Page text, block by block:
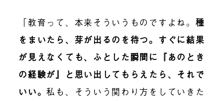
「教育って、本来そういうものですよね。 種
をまいたら、芽が出るのを待つ。すぐに結果
が見えなくても、ふとした瞬間に『あのとき
の経験が』と思い出してもらえたら、それで
いい。私も、そういう関わり方をしていきた